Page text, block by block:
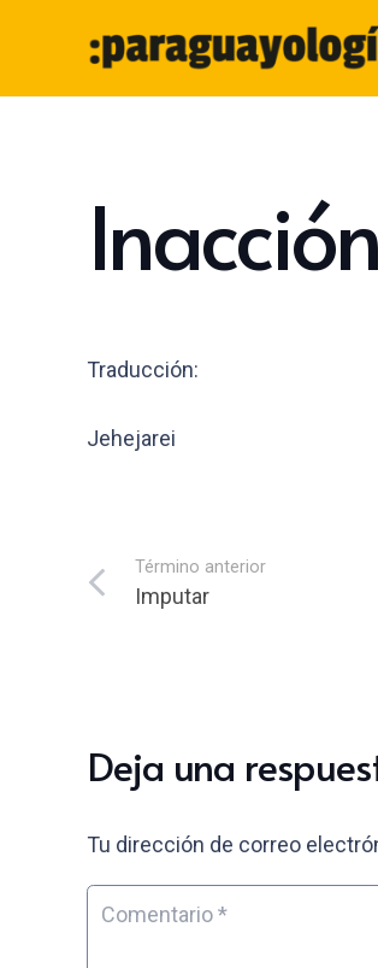
Inacción
Traducción:
Jehejarei
Término anterior
Imputar
Deja una
Tu dirección de correo